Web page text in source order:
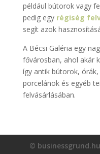
például bútorok vagy
pedig egy régiség
segít azok
A Bécsi Galéria egy
fővárosban, ahol akár
így antik bútorok,
porcelánok és egyéb
felvásárlásában.
©